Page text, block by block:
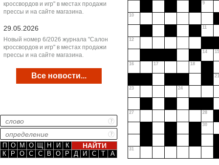
кроссвордов и игр" в местах продажи
прессы и на сайте магазина.
29.05.2026
Новый номер 6/2026 журнала "Салон
кроссвордов и игр" в местах продажи
прессы и на сайте магазина.
Все новости...
П О М О Щ Н И
К
К
Р О С С В О Р Д И С Т А
9
10
11
12
14 15
16 17 18
21
23 24
27 28
30
31